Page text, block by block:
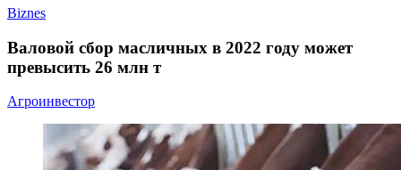
Biznes
Валовой сбор масличных в 2022 году может
превысить 26 млн т
Агроинвестор